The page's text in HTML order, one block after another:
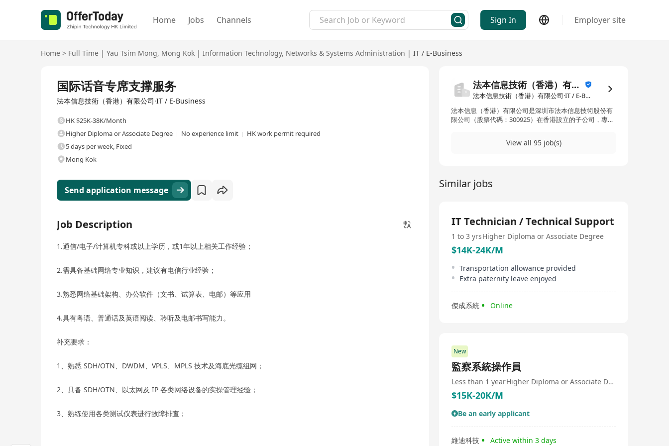
Home Jobs Channels Sign In Employer site
Home > Full Time | Yau Tsim Mong, Mong Kok | Information Technology, Networks & Systems Administration | IT / E-Business
国际话音专席支撑服务
法本信息技術（香港）有限公司·IT / E-Business
HK $25K-38K/Month
Higher Diploma or Associate Degree
No experience limit
HK work permit required
5 days per week, Fixed
Mong Kok
Send application message
Job Description
1.通信/电子/计算机专科或以上学历，或1年以上相关工作经验；
2.需具备基础网络专业知识，建议有电信行业经验；
3.熟悉网络基础架构、办公软件（文书、试算表、电邮）等应用
4.具有粤语、普通话及英语阅读、聆听及电邮书写能力。
补充要求：
1、熟悉 SDH/OTN、DWDM、VPLS、MPLS 技术及海底光缆组网；
2、具备 SDH/OTN、以太网及 IP 各类网络设备的实操管理经验；
3、熟练使用各类测试仪表进行故障排查；
法本信息技術（香港）有限公司
法本信息技術（香港）有限公司·IT / E-Business
法本信息（香港）有限公司是深圳市法本信息技術股份有
限公司（股票代碼：300925）在香港設立的子公司，專注
國內地的技術積累與行業經驗，致力為亞太區及全球客戶
View all 95 job(s)
Similar jobs
IT Technician / Technical Support
1 to 3 yrsHigher Diploma or Associate Degree
$14K-24K/M
Transportation allowance provided
Extra paternity leave enjoyed
傑成系統 Online
New
監察系統操作員
Less than 1 year Higher Diploma or Associate Degree
$15K-20K/M
Be an early applicant
維迪科技 Active within 3 days